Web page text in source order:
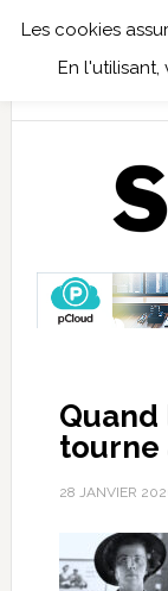
tourne
28 JANVIER
Les cookies
En